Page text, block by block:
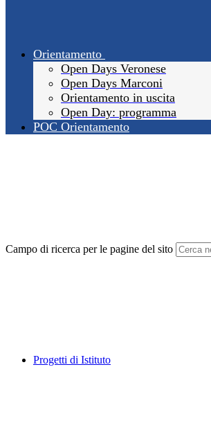
Orientamento
Open Days Veronese
Open Days Marconi
Orientamento in uscita
Open Day: programma
POC Orientamento
Campo di ricerca per le pagine del sito
Progetti di Istituto